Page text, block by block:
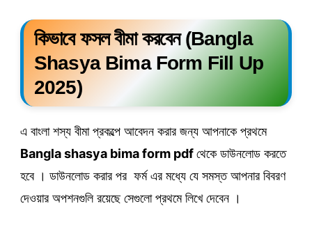
কিভাবে ফসল বীমা করবেন (Bangla
Shasya Bima Form Fill Up
2025)
এ বাংলা শস্য বীমা প্রকল্পে আবেদন করার জন্য আপনাকে প্রথমে
Bangla shasya bima form pdfথেকে ডাউনলোড করতে
হবে । ডাউনলোড করার পর ফর্ম এর মধ্যে যে সমস্ত আপনার বিবরণ
দেওয়ার অপশনগুলি রয়েছে সেগুলো প্রথমে লিখে দেবেন ।